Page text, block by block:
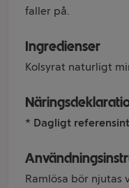
faller på.
Ingredienser
Kolsyrat naturligt
* Dagligt
Ramlösa bör njutas